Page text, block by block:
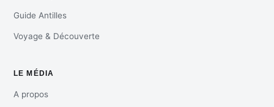
Guide Antilles
Voyage & Découverte
LE MÉDIA
A propos